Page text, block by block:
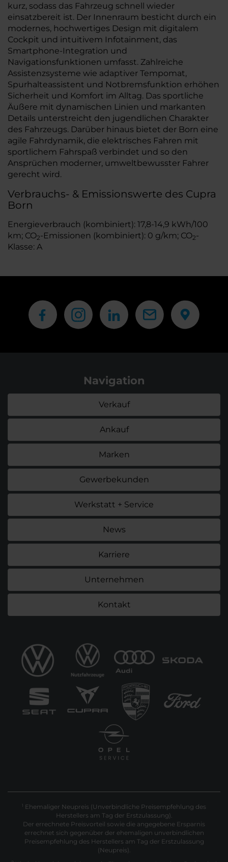
kurz, sodass das Fahrzeug schnell wieder
einsatzbereit ist. Der Innenraum besticht durch ein
modernes, hochwertiges Design mit digitalem
Cockpit und intuitivem Infotainment, das
Smartphone-Integration und
Navigationsfunktionen umfasst. Zahlreiche
Assistenzsysteme wie adaptiver Tempomat,
Spurhalteassistent und Notbremsfunktion erhöhen
Sicherheit und Komfort im Alltag. Das sportliche
Äußere mit dynamischen Linien und markanten
Details unterstreicht den jugendlichen Charakter
des Fahrzeugs. Darüber hinaus bietet der Born eine
agile Fahrdynamik, die elektrisches Fahren mit
sportlichem Fahrspaß verbindet und so den
Ansprüchen moderner, umweltbewusster Fahrer
gerecht wird.
Verbrauchs- & Emissionswerte des Cupra
Born
Energieverbrauch (kombiniert): 17,8-14,9 kWh/100
km; CO2-Emissionen (kombiniert): 0 g/km; CO2-
Klasse: A
Navigation
Verkauf
Ankauf
Marken
Gewerbekunden
Werkstatt + Service
News
Karriere
Unternehmen
Kontakt
1 Ehemaliger Neupreis (Unverbindliche Preisempfehlung des
Herstellers am Tag der Erstzulassung).
Der errechnete Preisvorteil sowie die angegebene Ersparnis
errechnet sich gegenüber der ehemaligen unverbindlichen
Preisempfehlung des Herstellers am Tag der Erstzulassung
(Neupreis).